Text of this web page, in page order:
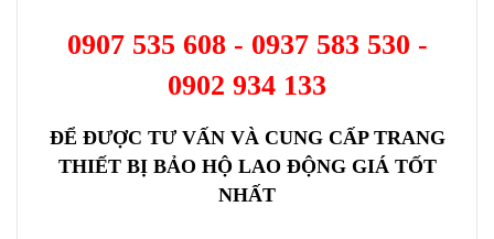
0907 535 608 - 0937 583 530 -
0902 934 133
ĐỂ ĐƯỢC TƯ VẤN VÀ CUNG CẤP TRANG
THIẾT BỊ BẢO HỘ LAO ĐỘNG GIÁ TỐT
NHẤT